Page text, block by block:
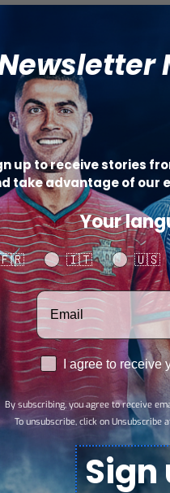
Preguntas frecuentes
mi pedido
Afiliación
Política de privacidad
up to receive stories
take advantage of our
Your
language🇮🇹 🇺🇸
Votre adresse email
RGPDI agree to receive
By subscribing, you agree to receive
To unsubscribe, click on Unsubscribe
Sign